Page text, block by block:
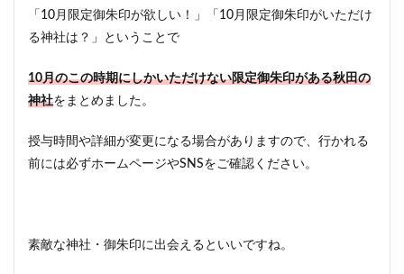
「10月限定御朱印が欲しい！」「10月限定御朱印がいただけ
る神社は？」ということで
10月のこの時期にしかいただけない限定御朱印がある秋田の
神社をまとめました。
授与時間や詳細が変更になる場合がありますので、行かれる
前には必ずホームページやSNSをご確認ください。
素敵な神社・御朱印に出会えるといいですね。